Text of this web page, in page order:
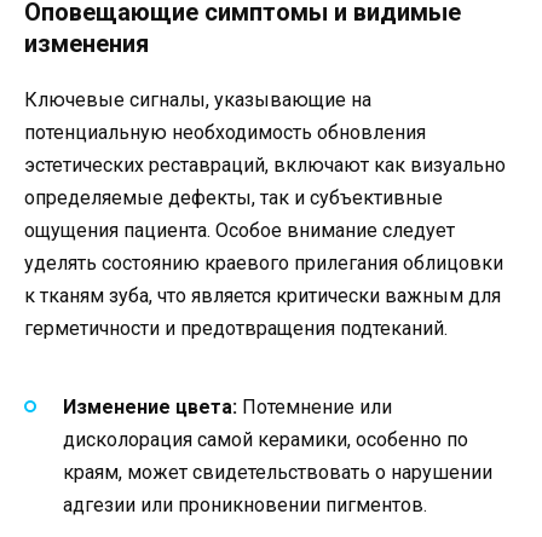
Оповещающие симптомы и видимые
изменения
Ключевые сигналы, указывающие на
потенциальную необходимость обновления
эстетических реставраций, включают как визуально
определяемые дефекты, так и субъективные
ощущения пациента. Особое внимание следует
уделять состоянию краевого прилегания облицовки
к тканям зуба, что является критически важным для
герметичности и предотвращения подтеканий.
Изменение цвета: Потемнение или
дисколорация самой керамики, особенно по
краям, может свидетельствовать о нарушении
адгезии или проникновении пигментов.